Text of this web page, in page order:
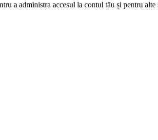
a administra accesul la contul tău și pentru alte